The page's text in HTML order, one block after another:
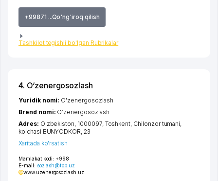
+99871 ...Qo'ng'iroq qilish
Tashkilot tegishli bo'lgan Rubrikalar
4. O‘zenergosozlash
Mamlakat kodi: +998
E-mail: sozlash@tpp.uz
www.uzenergosozlash.uz
Yuridik nomi: O'zenergosozlash
Brend nomi: O‘zenergosozlash
Adres: O'zbekiston, 1000097, Toshkent Chilonzor tumani
ko'chasi BUNYODKOR , 23
Xaritada ko'rsatish